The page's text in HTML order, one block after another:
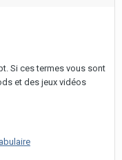
Si ces termes vous sont
et des jeux vidéos